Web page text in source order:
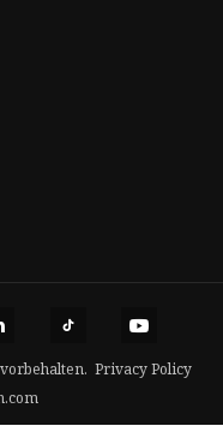
Privacy Policy